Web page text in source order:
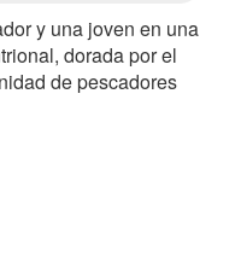
y una joven en una
dorada por el
de pescadores